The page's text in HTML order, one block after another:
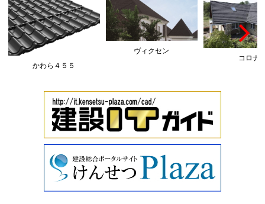
かわら４５５
ヴィクセン
コロナ